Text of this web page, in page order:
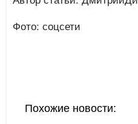
Фото: соцсети
Похожие новости: